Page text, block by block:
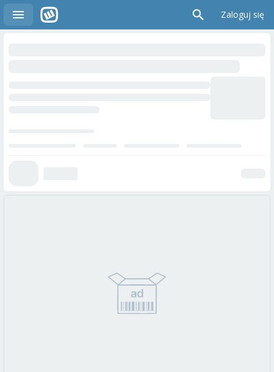
Zaloguj się